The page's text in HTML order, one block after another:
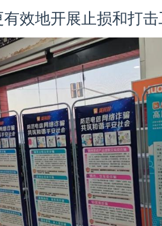
效地开展止损和打